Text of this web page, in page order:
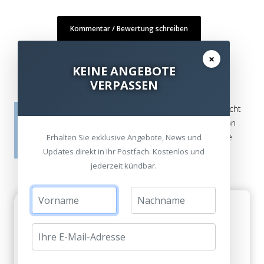
Kommentar / Bewertung schreiben
Die Bewertungen werden vor ihrer Veröffentlichung nicht
auf ihre Echtheit überprüft. Sie können daher auch von
Verbrauchern stammen, die die bewerteten Produkte
tatsächlich gar nicht erworben/genutzt haben.
English Close Caption?
Jack Borchelt am 09. Mai 2022
How do I convert Close Captions on You Tube and
×
KEINE ANGEBOTE
VERPASSEN
Erhalten Sie exklusive Angebote, News und
Updates direkt in Ihr Postfach. Kostenlos und
jederzeit kündbar.